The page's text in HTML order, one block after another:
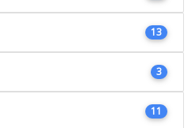
13
3
11